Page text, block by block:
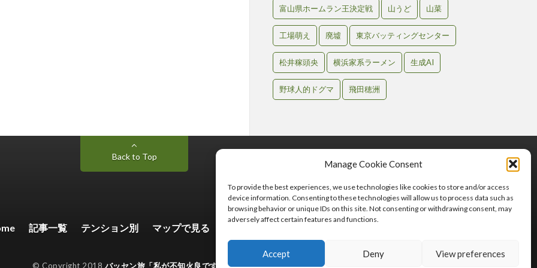
Manage Cookie Consent
To provide the best experiences, we use technologies like cookies to store and/or access
device information. Consenting to these technologies will allow us to process data such as
browsing behavior or unique IDs on this site. Not consenting or withdrawing consent, may
adversely affect certain features and functions.
Accept Deny View preferences
富山県ホームラン王決定戦 山うど 山菜
工場萌え 廃墟 東京バッティングセンター
松井稼頭央 横浜家系ラーメン 生成AI
野球人的ドグマ 飛田穂洲
Back to Top
記事一覧 テンション別 マップで見る
© Copyright 2018 バッセン旅「私が不知火良です。」.